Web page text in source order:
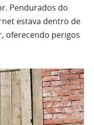
Pendurados do
estava dentro de
oferecendo perigos